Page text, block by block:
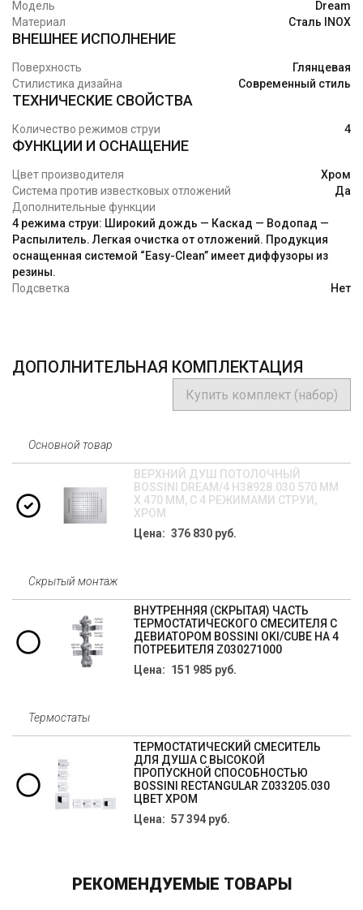
Модель
Dream
Материал
Сталь INOX
ВНЕШНЕЕ ИСПОЛНЕНИЕ
Поверхность
Глянцевая
Стилистика дизайна
Современный стиль
ТЕХНИЧЕСКИЕ СВОЙСТВА
Количество режимов струи 4
ФУНКЦИИ И ОСНАЩЕНИЕ
Цвет производителя
Хром
Система против известковых отложений
Да
Дополнительные функции
4 режима струи: Широкий дождь — Каскад — Водопад —
Распылитель. Легкая очистка от отложений. Продукция
оснащенная системой “Easy-Clean” имеет диффузоры из
резины.
Подсветка
Нет
ДОПОЛНИТЕЛЬНАЯ КОМПЛЕКТАЦИЯ
Купить комплект (набор)
Основной товар
ВЕРХНИЙ ДУШ ПОТОЛОЧНЫЙ
BOSSINI DREAM/4 H38928.030 570 ММ
Х 470 ММ, С 4 РЕЖИМАМИ СТРУИ,
ХРОМ
Цена: 376 830 руб.
Скрытый монтаж
ВНУТРЕННЯЯ (СКРЫТАЯ) ЧАСТЬ
ТЕРМОСТАТИЧЕСКОГО СМЕСИТЕЛЯ С
ДЕВИАТОРОМ BOSSINI OKI/CUBE НА 4
ПОТРЕБИТЕЛЯ Z030271000
Цена: 151 985 руб.
Термостаты
ТЕРМОСТАТИЧЕСКИЙ СМЕСИТЕЛЬ
ДЛЯ ДУША С ВЫСОКОЙ
ПРОПУСКНОЙ СПОСОБНОСТЬЮ
BOSSINI RECTANGULAR Z033205.030
ЦВЕТ ХРОМ
Цена: 57 394 руб.
РЕКОМЕНДУЕМЫЕ ТОВАРЫ